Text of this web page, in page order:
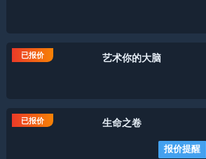
已报价 艺术你的大脑
已报价 生命之卷
报价提醒